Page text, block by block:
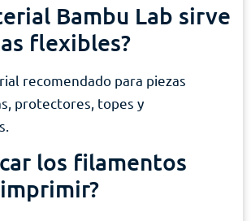
Bambu Lab sirve
flexibles?
recomendado para piezas
protectores, topes y
los filamentos